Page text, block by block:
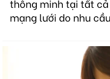
thông minh tại tất
mạng lưới do nhu